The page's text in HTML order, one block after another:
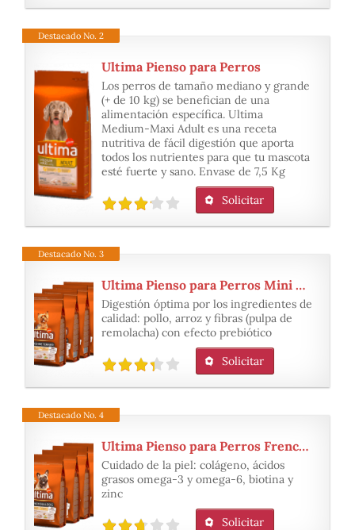
Destacado No. 2
Ultima Pienso para Perros
Los perros de tamaño mediano y grande
(+ de 10 kg) se benefician de una
alimentación específica. Ultima
Medium-Maxi Adult es una receta
nutritiva de fácil digestión que aporta
todos los nutrientes para que tu mascota
esté fuerte y sano. Envase de 7,5 Kg
Solicitar
Destacado No. 3
Ultima Pienso para Perros Mini Yorkshire con Pollo
Digestión óptima por los ingredientes de
calidad: pollo, arroz y fibras (pulpa de
remolacha) con efecto prebiótico
Solicitar
Destacado No. 4
Ultima Pienso para Perros French Bulldog
Cuidado de la piel: colágeno, ácidos
grasos omega-3 y omega-6, biotina y
zinc
Solicitar